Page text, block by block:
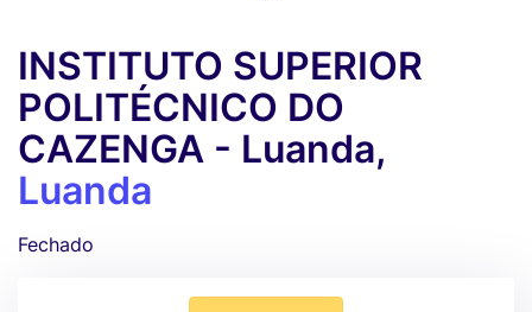
INSTITUTO SUPERIOR
POLITÉCNICO DO
CAZENGA - Luanda,
Luanda
Fechado